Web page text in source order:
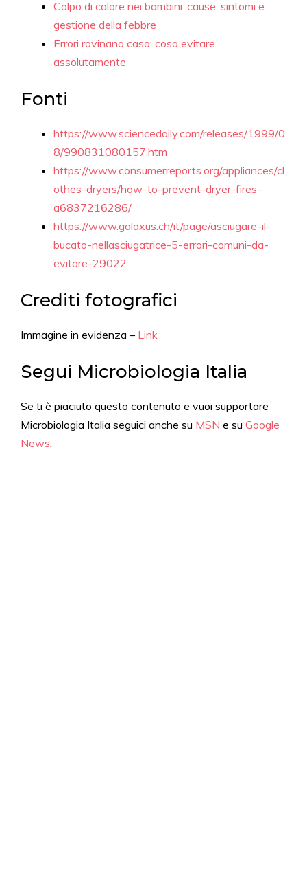
Colpo di calore nei bambini: cause, sintomi e
gestione della febbre
Errori rovinano casa: cosa evitare
assolutamente
Fonti
https://www.sciencedaily.com/releases/1999/0
8/990831080157.htm
https://www.consumerreports.org/appliances/cl
othes-dryers/how-to-prevent-dryer-fires-
a6837216286/
https://www.galaxus.ch/it/page/asciugare-il-
bucato-nellasciugatrice-5-errori-comuni-da-
evitare-29022
Crediti fotografici
Immagine in evidenza – Link
Segui Microbiologia Italia
Se ti è piaciuto questo contenuto e vuoi supportare
Microbiologia Italia seguici anche su MSN e su Google
News.